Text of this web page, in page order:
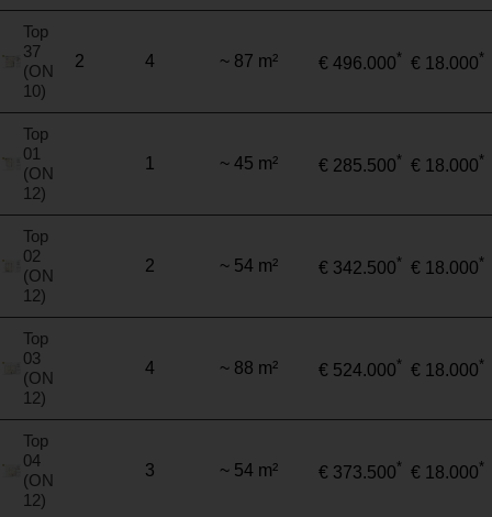
Top
37
(ON
10)
2 4 ~ 87 m² € 496.000* € 18.000*
Top
01
(ON
12)
1 ~ 45 m² € 285.500* € 18.000*
Top
02
(ON
12)
2 ~ 54 m² € 342.500* € 18.000*
Top
03
(ON
12)
4 ~ 88 m² € 524.000* € 18.000*
Top
04
(ON
12)
3 ~ 54 m² € 373.500* € 18.000*